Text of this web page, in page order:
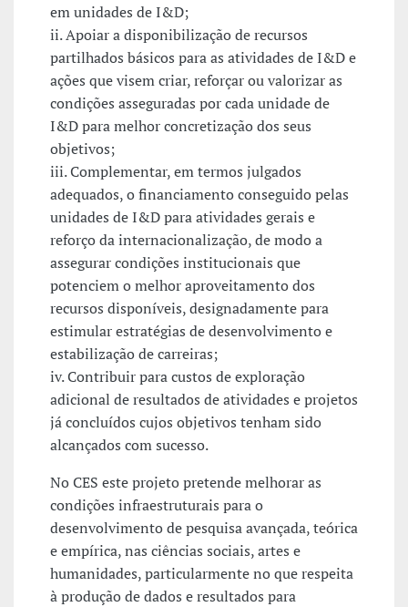
em unidades de I&D;
ii. Apoiar a disponibilização de recursos
partilhados básicos para as atividades de I&D e
ações que visem criar, reforçar ou valorizar as
condições asseguradas por cada unidade de
I&D para melhor concretização dos seus
objetivos;
iii. Complementar, em termos julgados
adequados, o financiamento conseguido pelas
unidades de I&D para atividades gerais e
reforço da internacionalização, de modo a
assegurar condições institucionais que
potenciem o melhor aproveitamento dos
recursos disponíveis, designadamente para
estimular estratégias de desenvolvimento e
estabilização de carreiras;
iv. Contribuir para custos de exploração
adicional de resultados de atividades e projetos
já concluídos cujos objetivos tenham sido
alcançados com sucesso.
No CES este projeto pretende melhorar as
condições infraestruturais para o
desenvolvimento de pesquisa avançada, teórica
e empírica, nas ciências sociais, artes e
humanidades, particularmente no que respeita
à produção de dados e resultados para